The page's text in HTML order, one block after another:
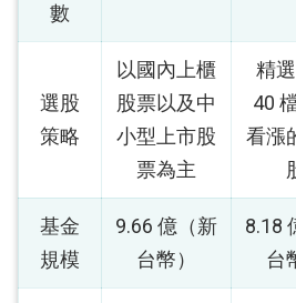
數
選股
策略
以國內上櫃
股票以及中
小型上市股
票為主
精
40
看漲
基金
規模
9.66 億（新
台幣）
8.18
台